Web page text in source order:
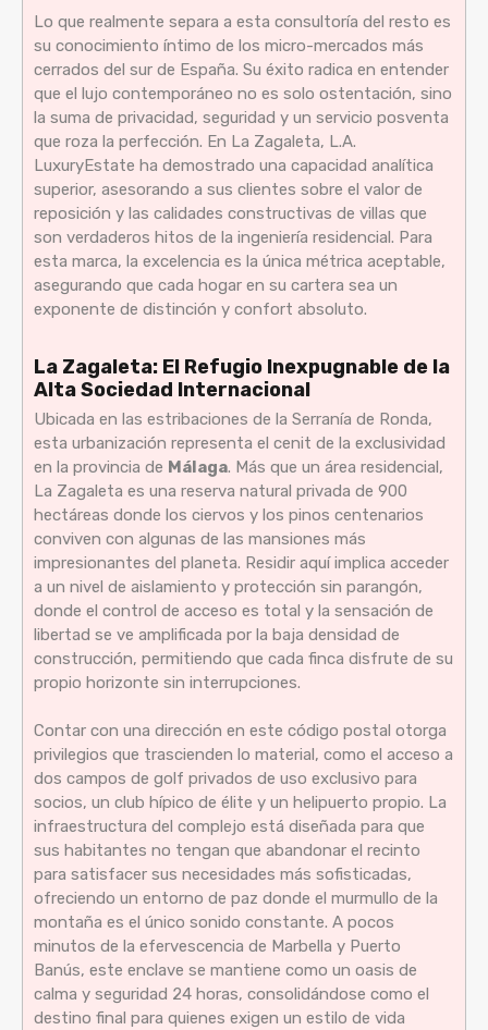
Lo que realmente separa a esta consultoría del resto es
su conocimiento íntimo de los micro-mercados más
cerrados del sur de España. Su éxito radica en entender
que el lujo contemporáneo no es solo ostentación, sino
la suma de privacidad, seguridad y un servicio posventa
que roza la perfección. En La Zagaleta, L.A.
LuxuryEstate ha demostrado una capacidad analítica
superior, asesorando a sus clientes sobre el valor de
reposición y las calidades constructivas de villas que
son verdaderos hitos de la ingeniería residencial. Para
esta marca, la excelencia es la única métrica aceptable,
asegurando que cada hogar en su cartera sea un
exponente de distinción y confort absoluto.
La Zagaleta: El Refugio Inexpugnable de la
Alta Sociedad Internacional
Ubicada en las estribaciones de la Serranía de Ronda,
esta urbanización representa el cenit de la exclusividad
en la provincia de Málaga. Más que un área residencial,
La Zagaleta es una reserva natural privada de 900
hectáreas donde los ciervos y los pinos centenarios
conviven con algunas de las mansiones más
impresionantes del planeta. Residir aquí implica acceder
a un nivel de aislamiento y protección sin parangón,
donde el control de acceso es total y la sensación de
libertad se ve amplificada por la baja densidad de
construcción, permitiendo que cada finca disfrute de su
propio horizonte sin interrupciones.
Contar con una dirección en este código postal otorga
privilegios que trascienden lo material, como el acceso a
dos campos de golf privados de uso exclusivo para
socios, un club hípico de élite y un helipuerto propio. La
infraestructura del complejo está diseñada para que
sus habitantes no tengan que abandonar el recinto
para satisfacer sus necesidades más sofisticadas,
ofreciendo un entorno de paz donde el murmullo de la
montaña es el único sonido constante. A pocos
minutos de la efervescencia de Marbella y Puerto
Banús, este enclave se mantiene como un oasis de
calma y seguridad 24 horas, consolidándose como el
destino final para quienes exigen un estilo de vida